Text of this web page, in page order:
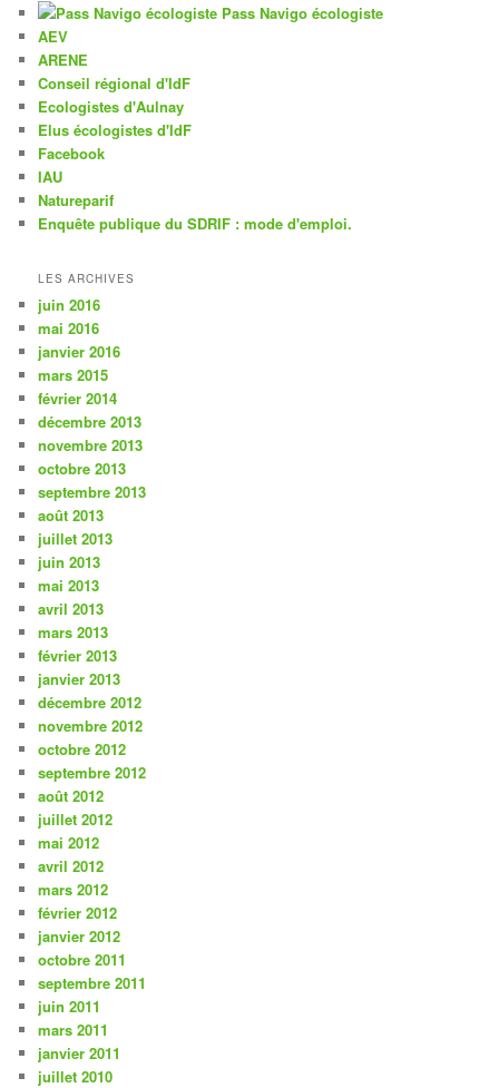
Pass Navigo écologiste
AEV
ARENE
Conseil régional d'IdF
Ecologistes d'Aulnay
Elus écologistes d'IdF
Facebook
IAU
Natureparif
Enquête publique du SDRIF : mode d'emploi.
LES ARCHIVES
juin 2016
mai 2016
janvier 2016
mars 2015
février 2014
décembre 2013
novembre 2013
octobre 2013
septembre 2013
août 2013
juillet 2013
juin 2013
mai 2013
avril 2013
mars 2013
février 2013
janvier 2013
décembre 2012
novembre 2012
octobre 2012
septembre 2012
août 2012
juillet 2012
mai 2012
avril 2012
mars 2012
février 2012
janvier 2012
octobre 2011
septembre 2011
juin 2011
mars 2011
janvier 2011
juillet 2010